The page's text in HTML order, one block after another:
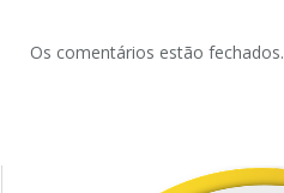
Os comentários estão fechados.